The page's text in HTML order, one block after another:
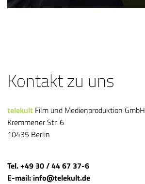
Kontakt zu uns
telekult Film und Medienproduktion GmbH
Kremmener Str. 6
10435 Berlin
Tel. +49 30 / 44 67 37-6
E-mail: info@telekult.de